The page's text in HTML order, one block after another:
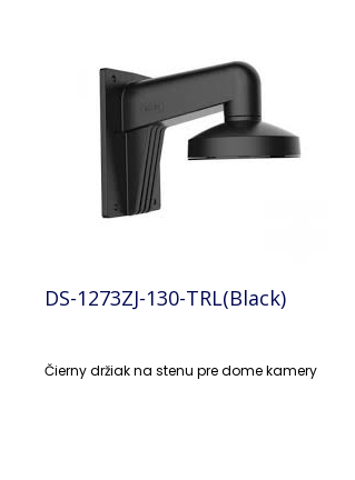
DS-1273ZJ-130-TRL(Black)
Čierny držiak na stenu pre dome kamery